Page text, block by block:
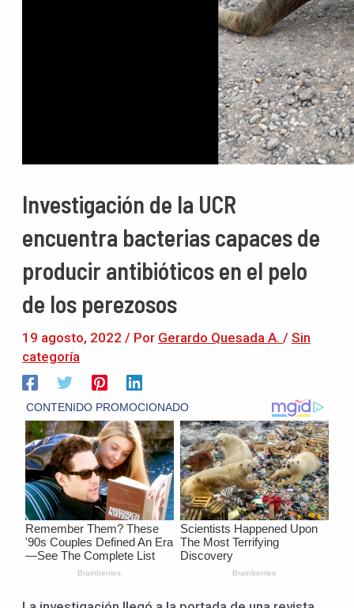
Investigación de la UCR
encuentra bacterias capaces de
producir antibióticos en el pelo
de los perezosos
19 agosto, 2022 / Por Gerardo Quesada A. / Sin
categoría